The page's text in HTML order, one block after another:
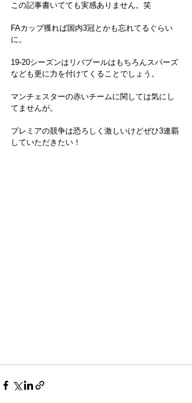
この記事書いてても実感ありません。笑
FAカップ獲れば国内3冠とかも忘れてるぐらい
に。
19-20シーズンはリバプールはもちろんスパーズ
なども更に力を付けてくることでしょう。
マンチェスターの赤いチームに関しては気にし
てませんが。
プレミアの競争は恐ろしく激しいけどぜひ3連覇
していただきたい！